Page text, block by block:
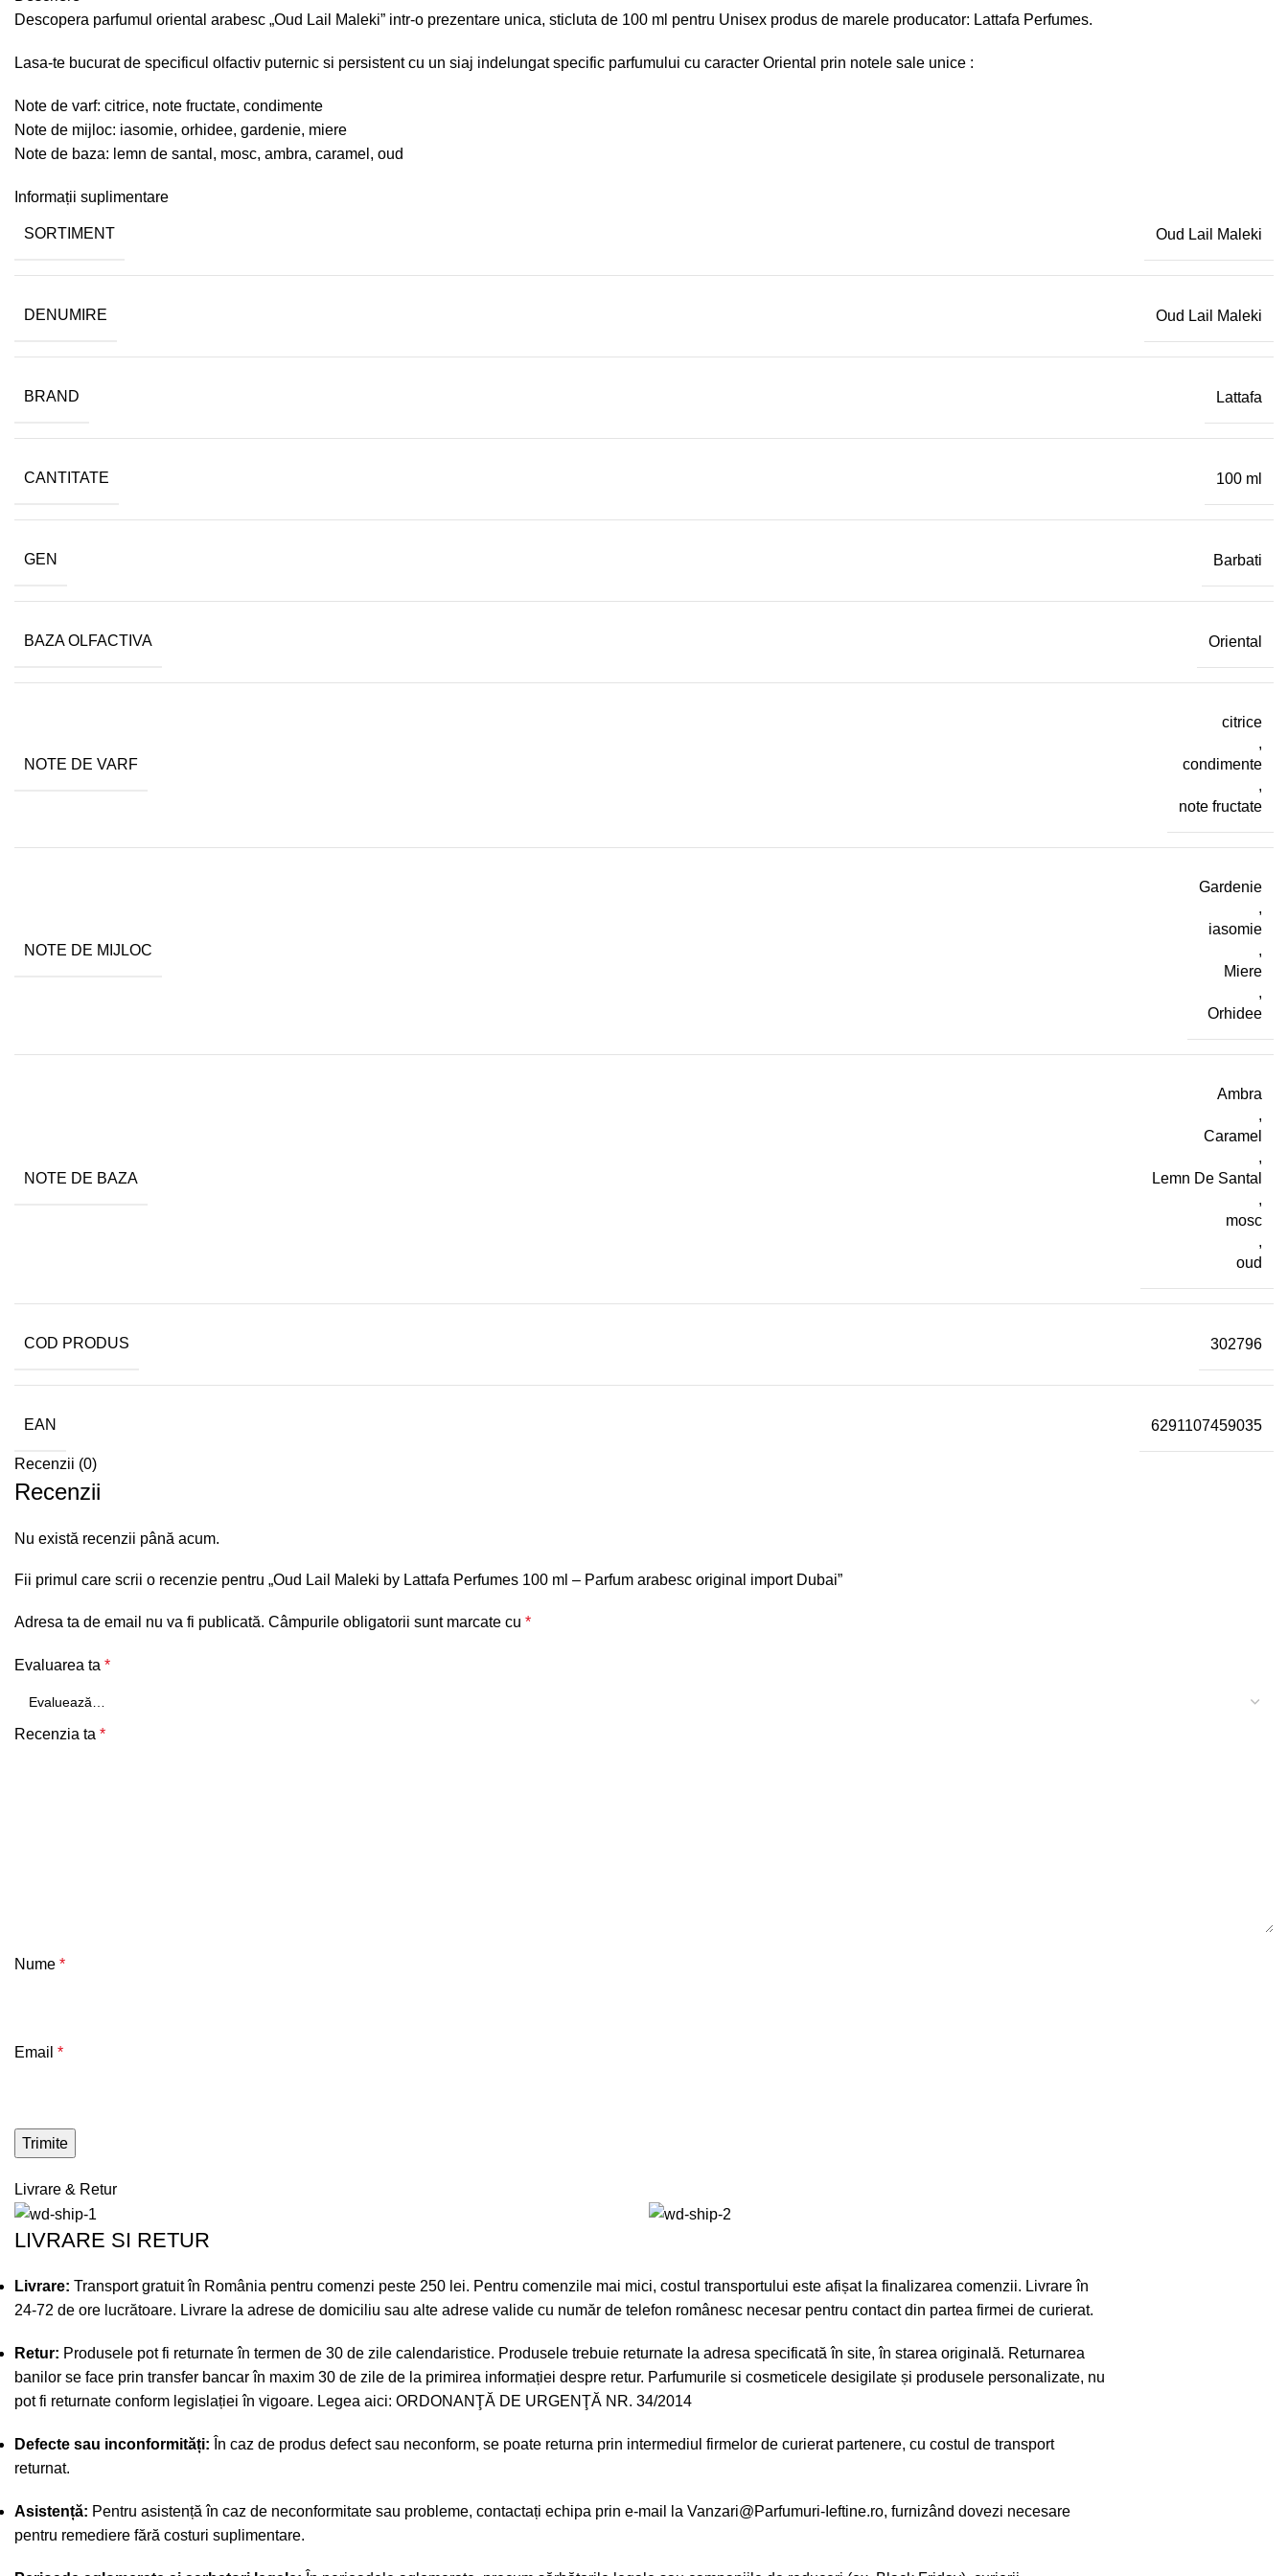
Descopera parfumul oriental arabesc „Oud Lail Maleki” intr-o prezentare unica, sticluta de 100 ml pentru Unisex produs de marele producator: Lattafa Perfumes.
Lasa-te bucurat de specificul olfactiv puternic si persistent cu un siaj indelungat specific parfumului cu caracter Oriental prin notele sale unice :
Note de varf: citrice, note fructate, condimente
Note de mijloc: iasomie, orhidee, gardenie, miere
Note de baza: lemn de santal, mosc, ambra, caramel, oud
Informații suplimentare
SORTIMENT Oud Lail Maleki
DENUMIRE Oud Lail Maleki
BRAND Lattafa
CANTITATE 100 ml
GEN Barbati
BAZA OLFACTIVA Oriental
NOTE DE VARF
citrice
,
condimente
,
note fructate
NOTE DE MIJLOC
Gardenie
,
iasomie
,
Miere
,
Orhidee
NOTE DE BAZA
Ambra
,
Caramel
,
Lemn De Santal
,
mosc
,
oud
COD PRODUS 302796
EAN 6291107459035
Recenzii (0)
Recenzii
Nu există recenzii până acum.
Fii primul care scrii o recenzie pentru „Oud Lail Maleki by Lattafa Perfumes 100 ml – Parfum arabesc original import Dubai”
Adresa ta de email nu va fi publicată. Câmpurile obligatorii sunt marcate cu *
Evaluarea ta *
Recenzia ta *
Nume *
Email *
Livrare & Retur
LIVRARE SI RETUR
Livrare: Transport gratuit în România pentru comenzi peste 250 lei. Pentru comenzile mai mici, costul transportului este afișat la finalizarea comenzii. Livrare în
24-72 de ore lucrătoare. Livrare la adrese de domiciliu sau alte adrese valide cu număr de telefon românesc necesar pentru contact din partea firmei de curierat.
Retur: Produsele pot fi returnate în termen de 30 de zile calendaristice. Produsele trebuie returnate la adresa specificată în site, în starea originală. Returnarea
banilor se face prin transfer bancar în maxim 30 de zile de la primirea informației despre retur. Parfumurile si cosmeticele desigilate și produsele personalizate, nu
pot fi returnate conform legislației în vigoare. Legea aici: ORDONANŢĂ DE URGENŢĂ NR. 34/2014
Defecte sau inconformități: În caz de produs defect sau neconform, se poate returna prin intermediul firmelor de curierat partenere, cu costul de transport
returnat.
Asistență: Pentru asistență în caz de neconformitate sau probleme, contactați echipa prin e-mail la Vanzari@Parfumuri-Ieftine.ro, furnizând dovezi necesare
pentru remediere fără costuri suplimentare.